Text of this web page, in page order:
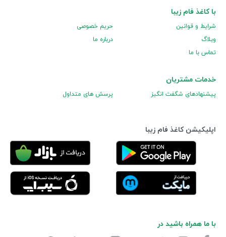
با کاغذ فام زیبا
شرایط و قوانین
حریم خصوصی
وبلاگ
درباره ما
تماس با ما
خدمات مشتریان
پیشنهادهای شگفت انگیز پرسش های متداول
اپلیکیشن کاغذ فام زیبا
با ما همراه باشید در